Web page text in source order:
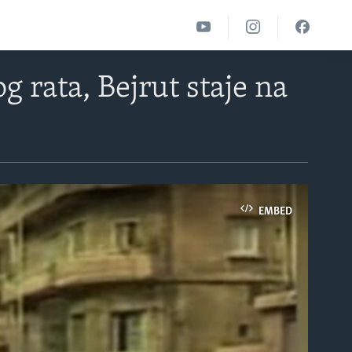
rata, Bejrut staje na
EMBED